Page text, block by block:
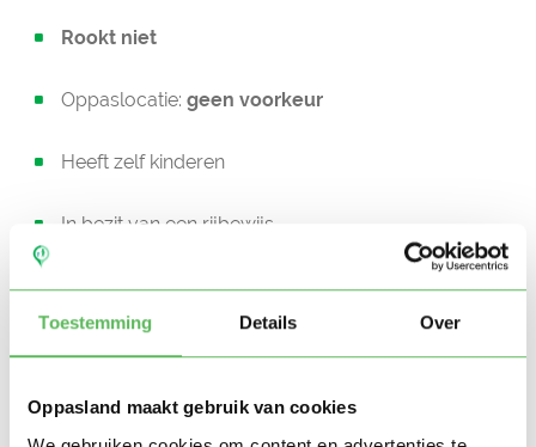
Toestemming Details Over
Oppasland maakt gebruik van cookies
Rookt niet
Oppaslocatie: geen voorkeur
Heeft zelf kinderen
In bezit van een rijbewijs
Auto beschikbaar
Uurtarief: Account only